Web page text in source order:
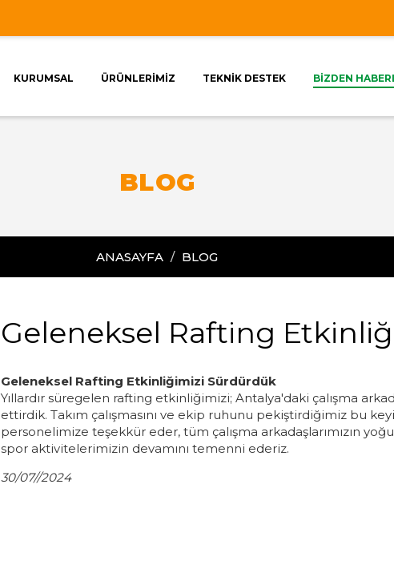
KURUMSAL ÜRÜNLERİMİZ TEKNİK DESTEK BİZDEN
BLOG
ANASAYFA BLOG
Geleneksel Rafting
Geleneksel Rafting Etkinliğimizi Sürdürdük
Yıllardır süregelen rafting etkinliğimizi; Antalya'daki çalışma
ettirdik. Takım çalışmasını ve ekip ruhunu pekiştirdiğimiz bu
personelimize teşekkür eder, tüm çalışma arkadaşlarımızın
spor aktivitelerimizin devamını temenni ederiz.
30/07//2024